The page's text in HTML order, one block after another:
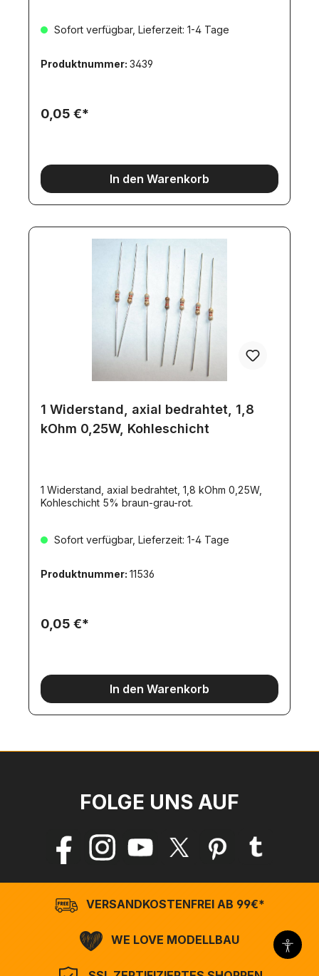
Sofort verfügbar, Lieferzeit: 1-4 Tage
Produktnummer: 3439
0,05 €*
In den Warenkorb
1 Widerstand, axial bedrahtet, 1,8
kOhm 0,25W, Kohleschicht
1 Widerstand, axial bedrahtet, 1,8 kOhm 0,25W,
Kohleschicht 5% braun-grau-rot.
Sofort verfügbar, Lieferzeit: 1-4 Tage
Produktnummer: 11536
0,05 €*
In den Warenkorb
FOLGE UNS AUF
VERSANDKOSTENFREI AB 99€*
WE LOVE MODELLBAU